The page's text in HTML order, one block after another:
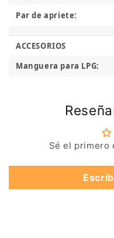
Par de apriete:
ACCESORIOS
Manguera para LPG:
Sé el primero